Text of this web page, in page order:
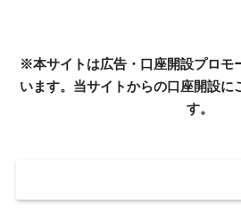
※本サイトは広告・口座開設プロモ
います。当サイトからの口座開設に
す。